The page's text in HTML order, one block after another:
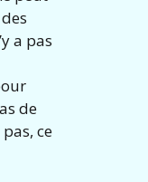
a pas
de
ce